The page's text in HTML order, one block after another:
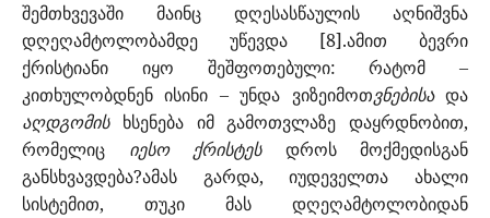
შემთხვევაში მაინც დღესასწაულის აღნიშვნა
დღეღამტოლობამდე უწევდა [8].ამით ბევრი
ქრისტიანი იყო შეშფოთებული: რატომ –
კითხულობდნენ ისინი – უნდა ვიზეიმოთვნებისადა
აღდგომისხსენება იმ გამოთვლაზე დაყრდნობით,
რომელიც იესო ქრისტესდროს მოქმედისგან
განსხვავდება?ამას გარდა, იუდეველთა ახალი
სისტემით, თუკი მას დღეღამტოლობიდან